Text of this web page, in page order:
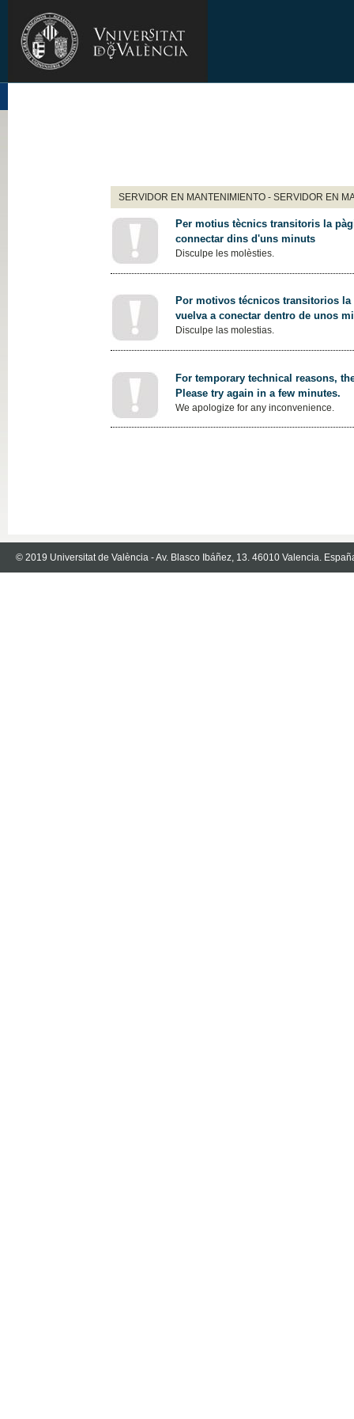
SERVIDOR EN MANTENIMIENTO - SERVIDOR EN
Per motius tècnics transitoris la
connectar dins d'uns minuts
Disculpe les molèsties.
Por motivos técnicos transitorios
vuelva a conectar dentro de unos
Disculpe las molestias.
For temporary technical reasons,
Please try again in a few minutes.
We apologize for any inconvenience.
© 2019 Universitat de València - Av. Blasco Ibáñez, 13. 46010 Valencia.